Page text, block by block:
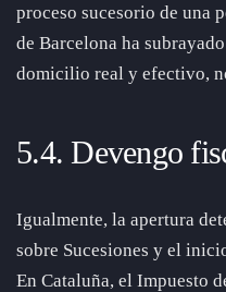
proceso sucesorio de una
de Barcelona ha
domicilio real y efectivo,
5.4. Devengo
Igualmente, la apertura
sobre Sucesiones y el
En Cataluña, el Impuesto